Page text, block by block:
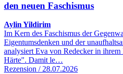
den neuen Faschismus
Aylin Yildirim
Im Kern des Faschismus der
Eigentumsdenken und der
analysiert Eva von Redecker in
Härte". Damit le…
Rezension / 28.07.2026